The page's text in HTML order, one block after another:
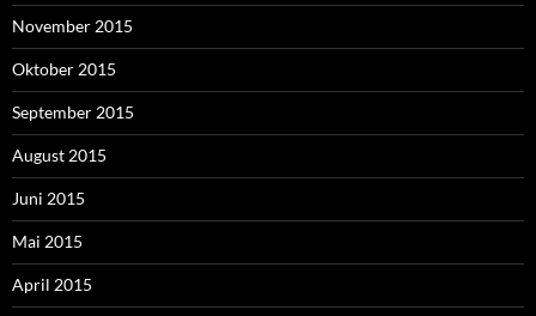
November 2015
Oktober 2015
September 2015
August 2015
Juni 2015
Mai 2015
April 2015